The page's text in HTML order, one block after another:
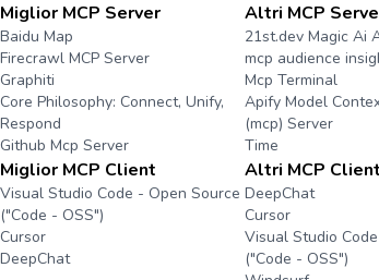
Miglior MCP Server
Baidu Map
Firecrawl MCP Server
Graphiti
Core Philosophy: Connect, Unify,
Respond
Github Mcp Server
Miglior MCP Client
Visual Studio Code - Open Source
("Code - OSS")
Cursor
DeepChat
Altri MCP
21st.dev Magic Ai
mcp audience
Mcp Terminal
Apify Model
(mcp) Server
Time
Altri MCP Client
DeepChat
Cursor
Visual Studio
("Code - OSS")